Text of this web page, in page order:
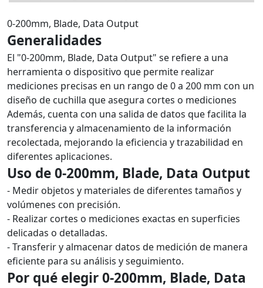
0-200mm, Blade, Data Output
Generalidades
El "0-200mm, Blade, Data Output" se refiere a una
herramienta o dispositivo que permite realizar
mediciones precisas en un rango de 0 a 200 mm con un
diseño de cuchilla que asegura cortes o mediciones
Además, cuenta con una salida de datos que facilita la
transferencia y almacenamiento de la información
recolectada, mejorando la eficiencia y trazabilidad en
diferentes aplicaciones.
Uso de 0-200mm, Blade, Data Output
- Medir objetos y materiales de diferentes tamaños y
volúmenes con precisión.
- Realizar cortes o mediciones exactas en superficies
delicadas o detalladas.
- Transferir y almacenar datos de medición de manera
eficiente para su análisis y seguimiento.
Por qué elegir 0-200mm, Blade, Data